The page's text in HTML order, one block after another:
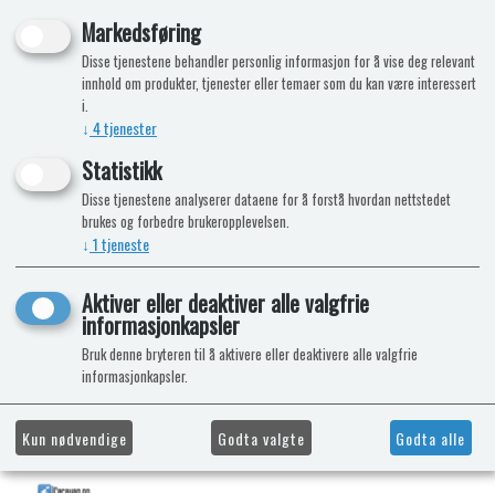
Markedsføring
Disse tjenestene behandler personlig informasjon for å vise deg relevant
innhold om produkter, tjenester eller temaer som du kan være interessert
i.
↓ 4tjenester
Statistikk
Disse tjenestene analyserer dataene for å forstå hvordan nettstedet
brukes og forbedre brukeropplevelsen.
↓ 1tjeneste
Aktiver eller deaktiver alle valgfrie
informasjonkapsler
Bruk denne bryteren til å aktivere eller deaktivere alle valgfrie
informasjonkapsler.
Kun nødvendige Godta valgte Godta alle